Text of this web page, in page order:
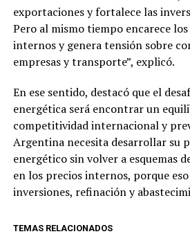
exportaciones y fortalece las
Pero al mismo tiempo encarece
internos y genera tensión sobre
empresas y transporte”, explicó.
En ese sentido, destacó que el
energética será encontrar un
competitividad internacional y
Argentina necesita desarrollar su
energético sin volver a esquemas
en los precios internos, porque
inversiones, refinación y
TEMAS RELACIONADOS